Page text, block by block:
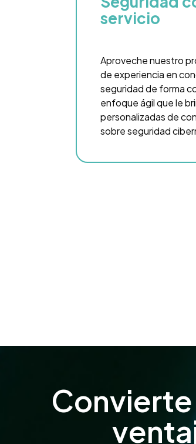
servicio
Aproveche nuestro
de experiencia en
seguridad de forma
enfoque ágil que le
personalizadas de
sobre seguridad